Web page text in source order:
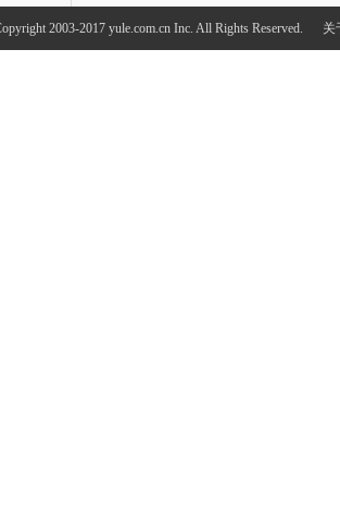
2003-2017 yule.com.cn Inc. All Rights Reserved. 关